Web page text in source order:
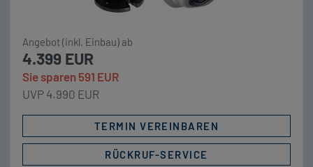
Angebot (inkl. Einbau) ab
4.399 EUR
Sie sparen 591 EUR
UVP 4.990 EUR
TERMIN VEREINBAREN
RÜCKRUF-SERVICE